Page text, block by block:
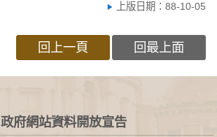
上版日期：88-10-05
回上一頁 回最上面
政府網站資料開放宣告